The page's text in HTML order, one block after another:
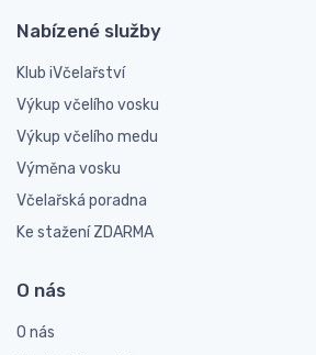
Nabízené služby
Klub iVčelařství
Výkup včelího vosku
Výkup včelího medu
Výměna vosku
Včelařská poradna
Ke stažení ZDARMA
O nás
O nás